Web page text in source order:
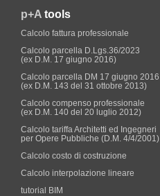
p+A tools
Calcolo fattura professionale
Calcolo parcella D.Lgs.36/2023
(ex D.M. 17 giugno 2016)
Calcolo parcella DM 17 giugno 2016
(ex D.M. 143 del 31 ottobre 2013)
Calcolo compenso professionale
(ex D.M. 140 del 20 luglio 2012)
Calcolo tariffa Architetti ed Ingegneri
per Opere Pubbliche (D.M. 4/4/2001)
Calcolo costo di costruzione
Calcolo interpolazione lineare
tutorial BIM